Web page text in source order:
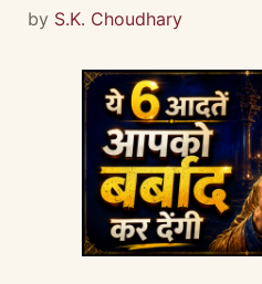
by S.K. Choudhary